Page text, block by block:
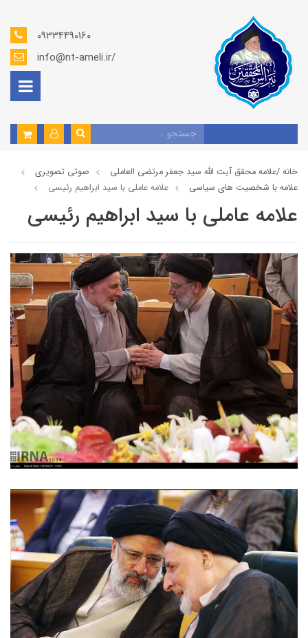
09334490160
info@nt-ameli.ir/
خانه /علامه محقق آیت الله سید جعفر مرتضی العاملی
صوتي تصويري
علامه با شخصیت های سیاسی
علامه عاملي با سید ابراهیم رئیسی
علامه عاملي با سید ابراهیم رئیسی